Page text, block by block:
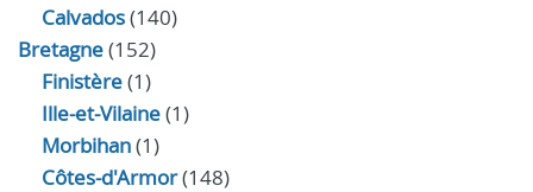
Calvados(140)
Bretagne(152)
Finistère(1)
Ille-et-Vilaine(1)
Morbihan(1)
Côtes-d'Armor(148)